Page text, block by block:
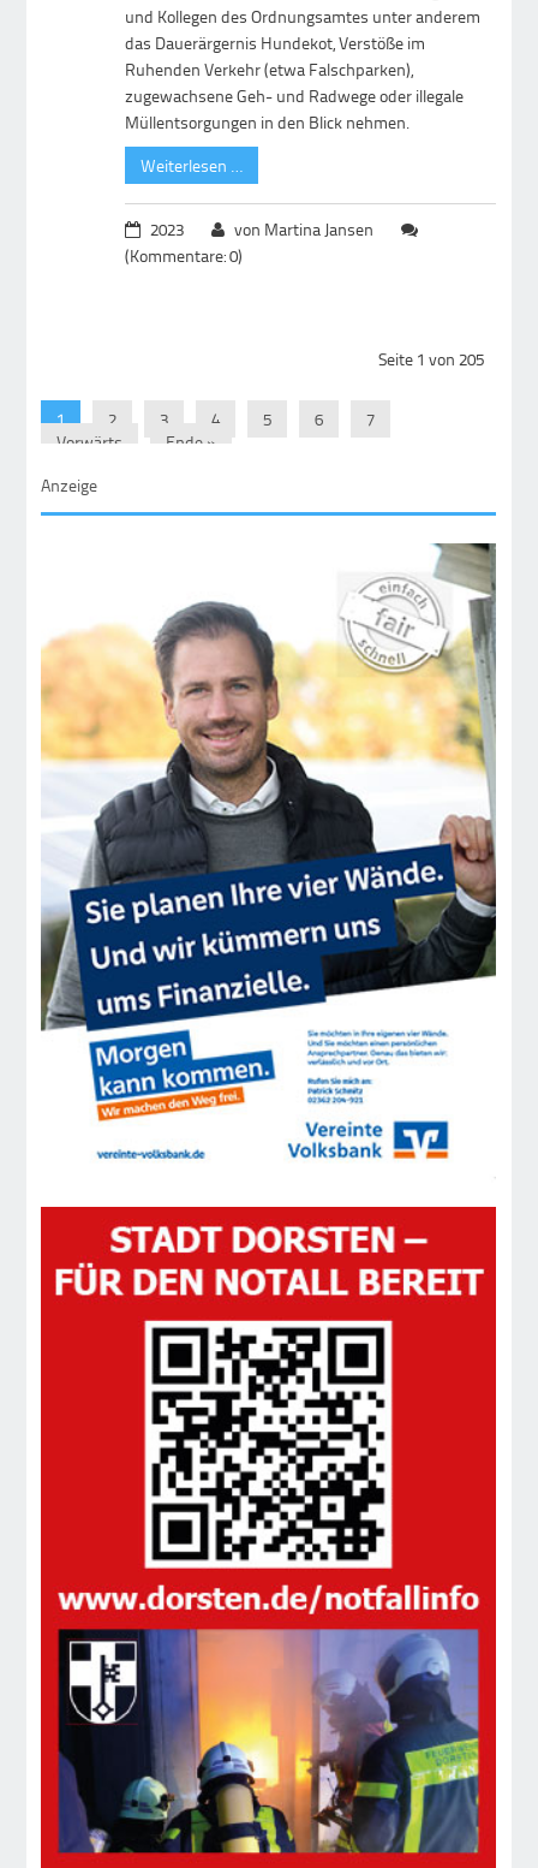
und Kollegen des Ordnungsamtes unter anderem
das Dauerärgernis Hundekot, Verstöße im
Ruhenden Verkehr (etwa Falschparken),
zugewachsene Geh- und Radwege oder illegale
Müllentsorgungen in den Blick nehmen.
Weiterlesen …
2023
von Martina Jansen
(Kommentare: 0)
Seite 1 von 205
1 2 3 4 5 6
7
Vorwärts
Ende »
Anzeige